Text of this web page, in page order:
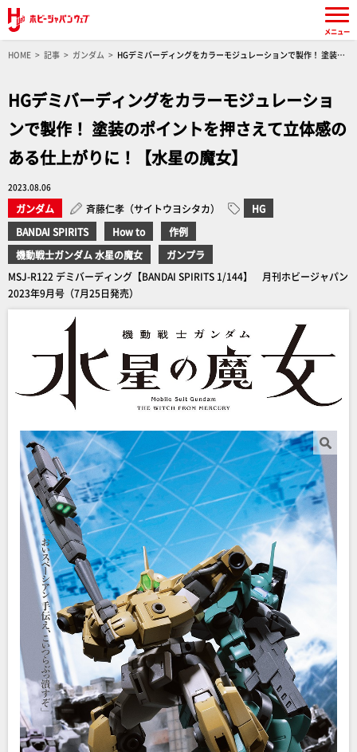
HOME 記事 ガンダム
HGデミバーディングをカラーモジュレーションで製作！ 塗装の
HGデミバーディングをカラーモジュレーショ
ンで製作！ 塗装のポイントを押さえて立体感の
ある仕上がりに！【水星の魔女】
2023.08.06
ガンダム 斉藤仁孝（サイトウヨシタカ）
HG
BANDAI SPIRITS
How to
作例
機動戦士ガンダム 水星の魔女
ガンプラ
MSJ-R122 デミバーディング【BANDAI SPIRITS 1/144】 月刊ホビージャパン
2023年9月号（7月25日発売）
メニュー